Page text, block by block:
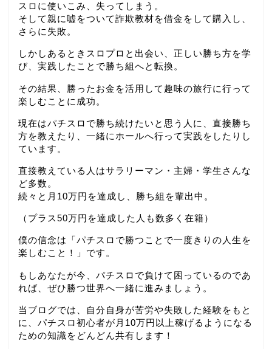
スロに使いこみ、失ってしまう。
そして親に嘘をついて詐欺教材を借金をして購入し、
さらに失敗。
しかしあるときスロプロと出会い、正しい勝ち方を学
び、実践したことで勝ち組へと転換。
その結果、勝ったお金を活用して趣味の旅行に行って
楽しむことに成功。
現在はパチスロで勝ち続けたいと思う人に、直接勝ち
方を教えたり、一緒にホールへ行って実践をしたりし
ています。
直接教えている人はサラリーマン・主婦・学生さんな
ど多数。
続々と月10万円を達成し、勝ち組を輩出中。
（プラス50万円を達成した人も数多く在籍）
僕の信念は「パチスロで勝つことで一度きりの人生を
楽しむこと！」です。
もしあなたが今、パチスロで負けて困っているのであ
れば、ぜひ勝つ世界へ一緒に進みましょう。
当ブログでは、自分自身が苦労や失敗した経験をもと
に、パチスロ初心者が月10万円以上稼げるようになる
ための知識をどんどん共有します！